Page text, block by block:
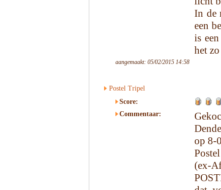
In de
een
is
het
aangemaakt: 05/02/2015 14:58
Postel Tripel
Score:
Commentaar:
op 8-
(ex-